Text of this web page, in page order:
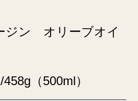
ジン オリーブオイ
（500ml）